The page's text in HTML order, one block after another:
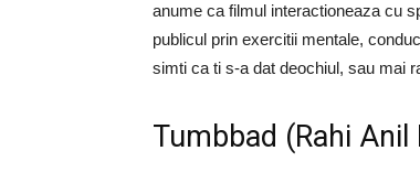
anume ca filmul interactioneaza cu
publicul prin exercitii mentale,
simti ca ti s-a dat deochiul, sau mai
Tumbbad (Rahi